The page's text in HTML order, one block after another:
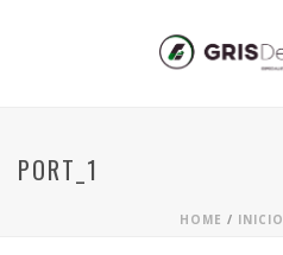
PORT_1
HOME / INICIO